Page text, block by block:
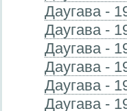
Даугава -
Даугава -
Даугава -
Даугава -
Даугава -
Даугава -